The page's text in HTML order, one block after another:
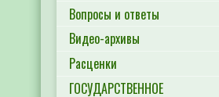
Вопросы и ответы
Видео-архивы
Расценки
ГОСУДАРСТВЕННОЕ